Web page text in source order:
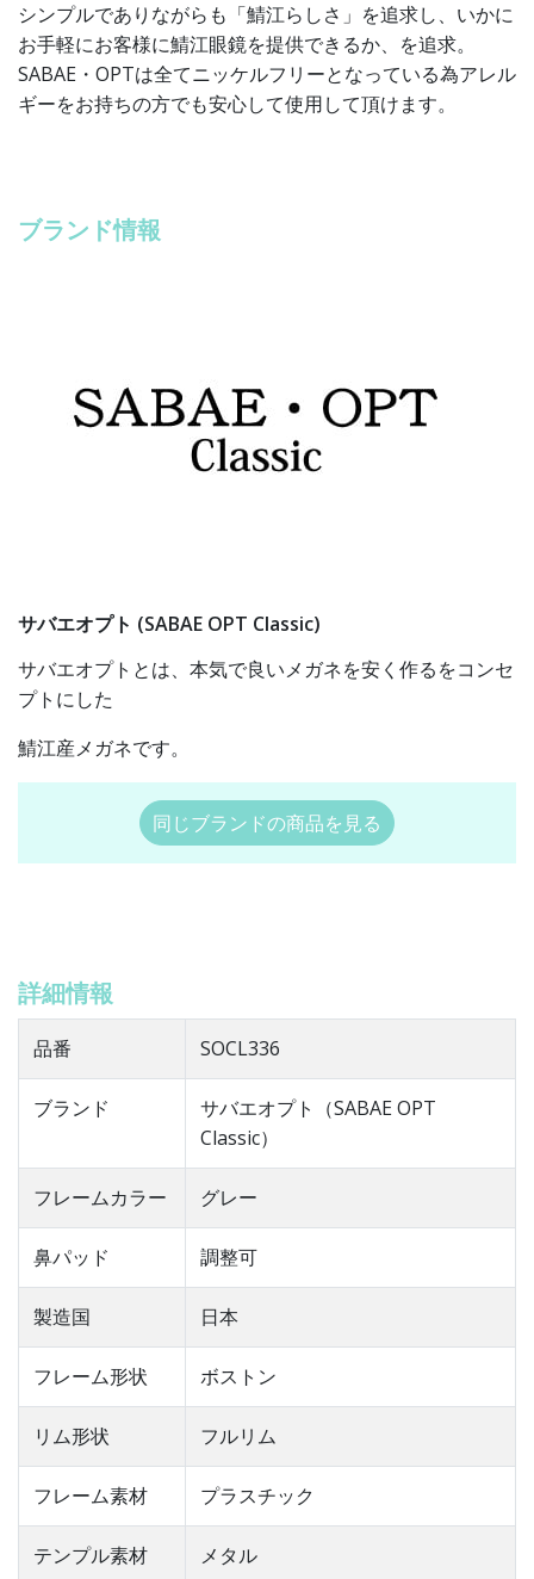
シンプルでありながらも「鯖江らしさ」を追求し、いかに
お手軽にお客様に鯖江眼鏡を提供できるか、を追求。
SABAE・OPTは全てニッケルフリーとなっている為アレル
ギーをお持ちの方でも安心して使用して頂けます。
ブランド情報
サバエオプト (SABAE OPT Classic)
サバエオプトとは、本気で良いメガネを安く作るをコンセ
プトにした
鯖江産メガネです。
同じブランドの商品を見る
詳細情報
品番 SOCL336
ブランド
サバエオプト（SABAE OPT
Classic）
フレームカラー グレー
鼻パッド 調整可
製造国 日本
フレーム形状 ボストン
リム形状 フルリム
フレーム素材 プラスチック
テンプル素材 メタル